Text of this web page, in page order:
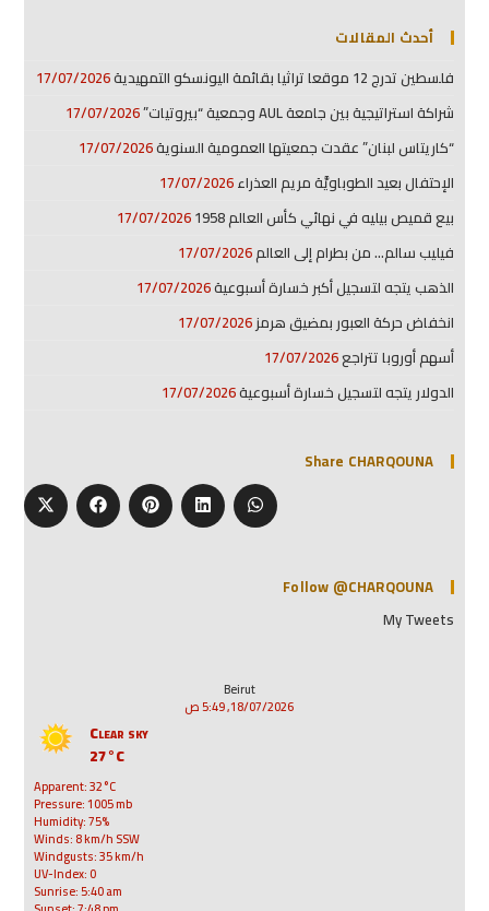
أحدث المقالات
فلسطين تدرج 12 موقعا تراثيا بقائمة اليونسكو التمهيدية
17/07/2026
شراكة استراتيجية بين جامعة AUL وجمعية “بيروتيات”
17/07/2026
“كاريتاس لبنان” عقدت جمعيتها العمومية السنوية17/07/2026
الإحتفال بعيد الطوباويَّة مريم العذراء17/07/2026
بيع قميص بيليه في نهائي كأس العالم 1958
17/07/2026
فيليب سالم… من بطرام إلى العالم17/07/2026
الذهب يتجه لتسجيل أكبر خسارة أسبوعية17/07/2026
انخفاض حركة العبور بمضيق هرمز17/07/2026
أسهم أوروبا تتراجع17/07/2026
الدولار يتجه لتسجيل خسارة أسبوعية17/07/2026
Share CHARQOUNA
Follow @CHARQOUNA
My Tweets
Beirut
18/07/2026, 5:49 ص
Clear sky
27°C
Apparent: 32°C
Pressure: 1005 mb
Humidity: 75%
Winds: 8 km/h SSW
Windgusts: 35 km/h
UV-Index: 0
Sunrise: 5:40 am